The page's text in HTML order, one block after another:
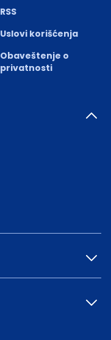
RSS
Uslovi korišćenja
Obaveštenje o
privatnosti